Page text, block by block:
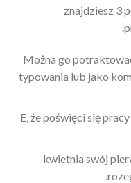
znajdziesz 3
Można go
typowania lub jako
E, że poświęci się
14 kwietnia swój